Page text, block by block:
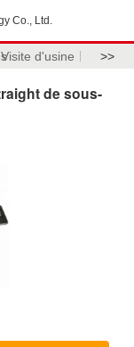
Co., Ltd.
Visite d'usine >>
de sous-